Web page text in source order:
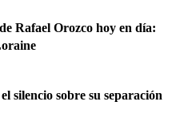
Rafael Orozco hoy en día:
silencio sobre su separación